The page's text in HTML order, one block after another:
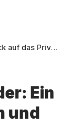
der Schauspielerin
Ein
und